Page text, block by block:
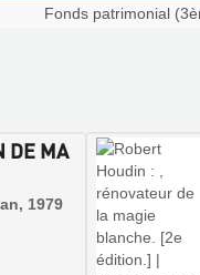
Fonds patrimonial
DE MA
1979